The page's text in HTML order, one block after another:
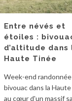
Entre névés et
étoiles :
d’altitude dans
Haute Tinée
Week-end
bivouac dans la
au cœur d'un massif